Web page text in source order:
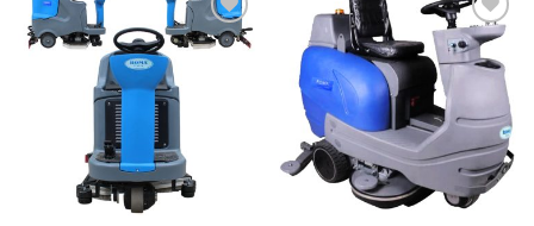
Add to
Add to
wishlist